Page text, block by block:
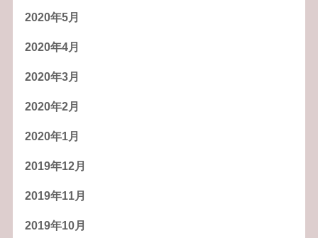
2020年5月
2020年4月
2020年3月
2020年2月
2020年1月
2019年12月
2019年11月
2019年10月